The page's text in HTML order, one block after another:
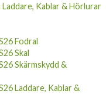
Fodral
Skal
Skärmskydd &
Laddare, Kablar &